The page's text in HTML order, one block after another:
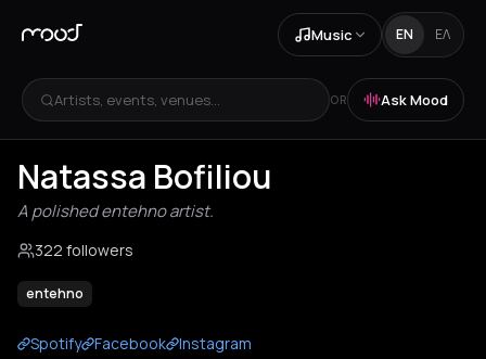
Music EN ΕΛ
Artists, events, venues... OR Ask Mood
Natassa Bofiliou
A polished entehno artist.
322 followers
entehno
Spotify Facebook Instagram